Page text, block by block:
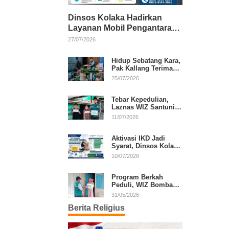
Dinsos Kolaka Hadirkan
Layanan Mobil Pengantaran
Gratis bagi Pasien Penerima
27/07/2026
Hidup Sebatang Kara,
Pak Kallang Terima
Bantuan dari Laznas
25/07/2026
Tebar Kepedulian,
Laznas WIZ Santuni
Anak Yatim dan
11/07/2026
Aktivasi IKD Jadi
Syarat, Dinsos Kolaka
Sosialisasikan
10/07/2026
Program Berkah
Peduli, WIZ Bombana
Bantu Lansia dan
31/05/2026
Berita Religius